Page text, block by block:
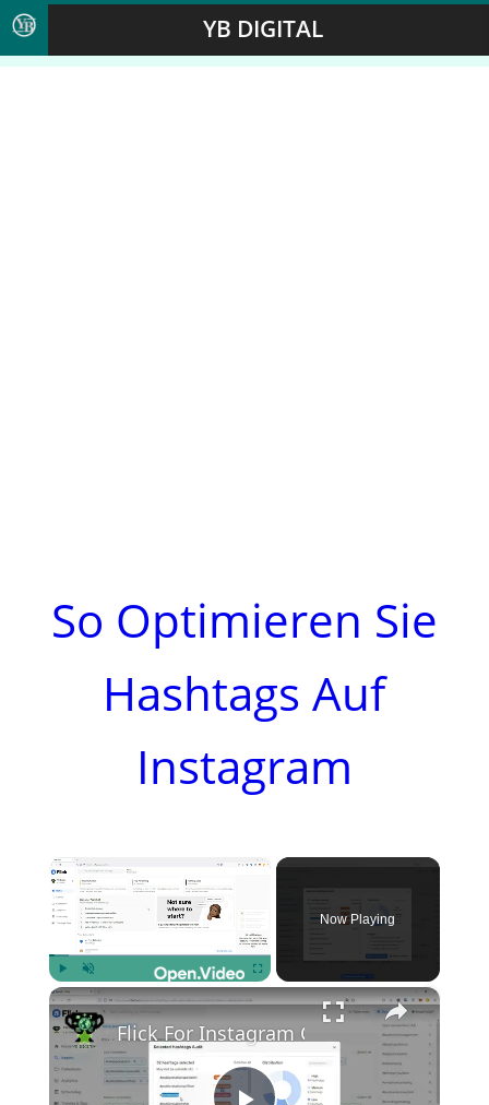
YB DIGITAL
So Optimieren Sie
Hashtags Auf
Instagram
×
Play Unmute Fullscreen
Now Playing
×
Flick For Instagram Complete Review: